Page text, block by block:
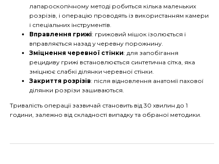
лапароскопічному методі робиться кілька маленьких
розрізів, і операцію проводять із використанням камери
і спеціальних інструментів.
Вправлення грижі: грижовий мішок ізолюється і
вправляється назад у черевну порожнину.
Зміцнення черевної стінки: для запобігання
рецидиву грижі встановлюється синтетична сітка, яка
зміцнює слабкі ділянки черевної стінки.
Закриття розрізів: після відновлення анатомії пахової
ділянки розрізи зашиваються.
Тривалість операції зазвичай становить від 30 хвилин до 1
години, залежно від складності випадку та обраної методики.